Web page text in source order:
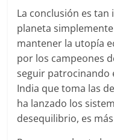
La conclusión es tan
planeta
mantener la utopía
por los campeones
seguir patrocinando
India que toma las
ha lanzado los
desequilibrio, es